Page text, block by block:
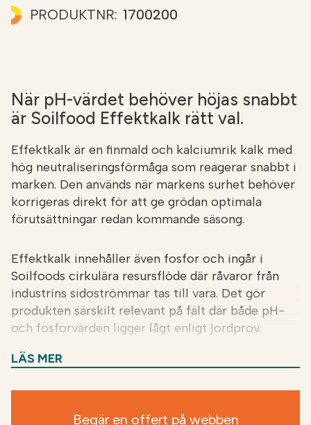
PRODUKTNR: 1700200
När pH-värdet behöver höjas snabbt
är Soilfood Effektkalk rätt val.
Effektkalk är en finmald och kalciumrik kalk med
hög neutraliseringsförmåga som reagerar snabbt i
marken. Den används när markens surhet behöver
korrigeras direkt för att ge grödan optimala
förutsättningar redan kommande säsong.
Effektkalk innehåller även fosfor och ingår i
Soilfoods cirkulära resursflöde där råvaror från
industrins sidoströmmar tas till vara. Det gör
produkten särskilt relevant på fält där både pH-
och fosforvärden ligger lågt enligt jordprov.
Till vem: Effektkalk passar på åkrar där behovet av
gröda ställer höga krav på markens reaktionstal.
LÄS MER
Begär en offert på webben